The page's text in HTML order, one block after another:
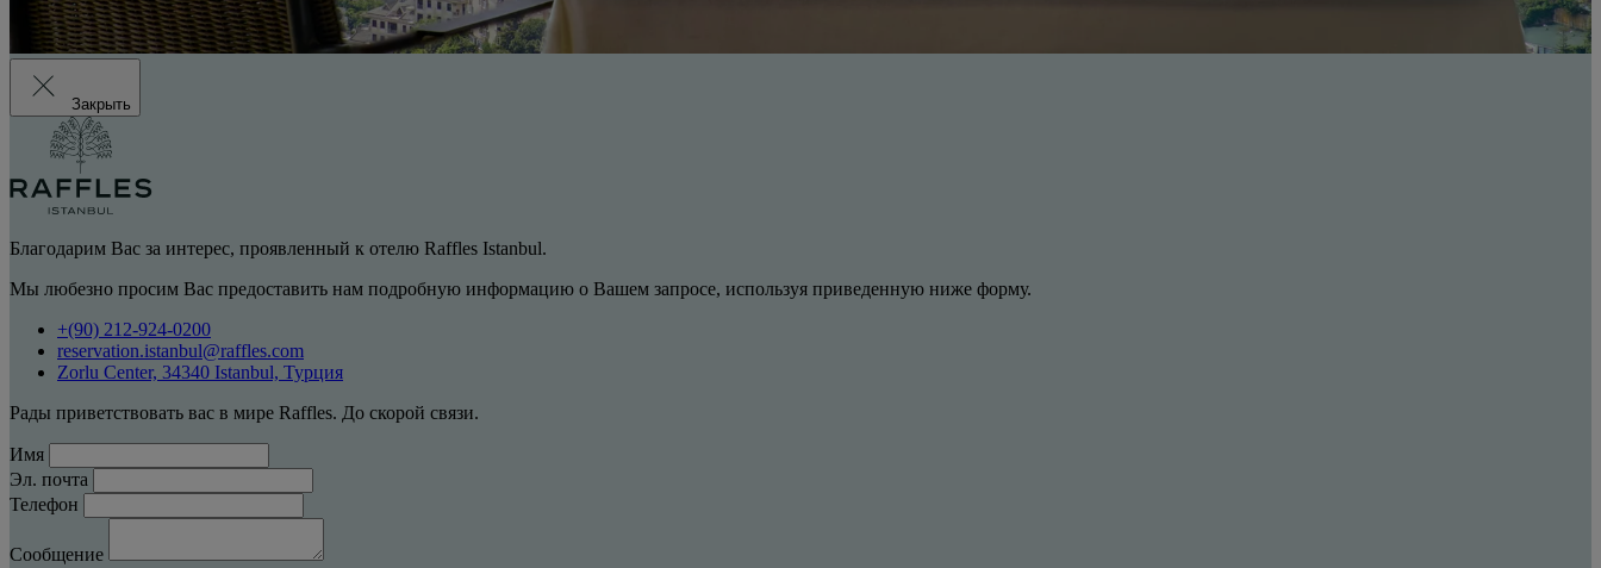
Закрыть
Благодарим Вас за интерес, проявленный к отелю Raffles Istanbul.
Мы любезно просим Вас предоставить нам подробную информацию о Вашем запросе, используя приведенную ниже форму.
+(90) 212-924-0200
reservation.istanbul@raffles.com
Zorlu Center, 34340 Istanbul, Турция
Рады приветствовать вас в мире Raffles. До скорой связи.
Имя
Эл. почта
Телефон
Сообщение